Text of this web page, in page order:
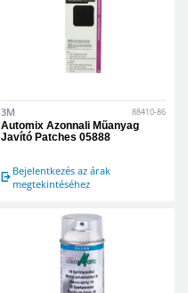
3M 88410-86
Automix Azonnali Műanyag
Javító Patches 05888
Bejelentkezés az árak
megtekintéséhez